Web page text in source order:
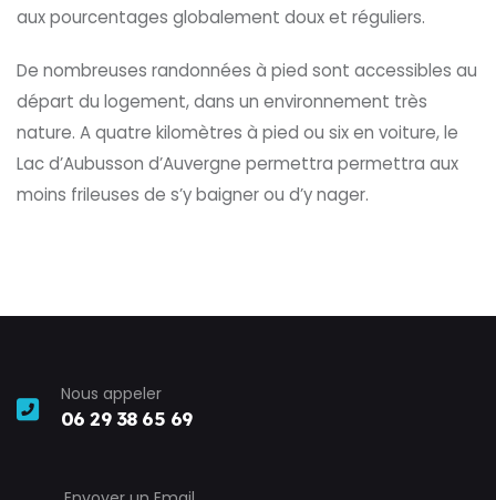
aux pourcentages globalement doux et réguliers.
De nombreuses randonnées à pied sont accessibles au
départ du logement, dans un environnement très
nature. A quatre kilomètres à pied ou six en voiture, le
Lac d’Aubusson d’Auvergne permettra permettra aux
moins frileuses de s’y baigner ou d’y nager.
Nous appeler
06 29 38 65 69